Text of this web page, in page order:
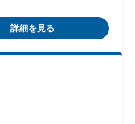
ミキサー車運転経験
コン車ドライバー
未経験者歓迎 〇学
クのある方も歓迎で
詳細を見る